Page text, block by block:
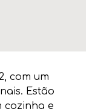
com um
Estão
cozinha e